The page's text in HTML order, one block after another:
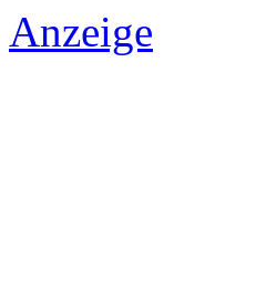
Anzeige